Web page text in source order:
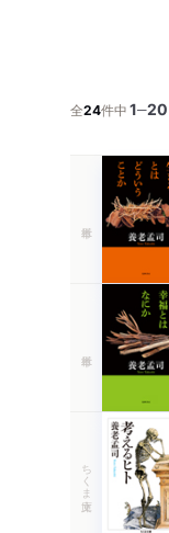
全24件中1─20
ちくま文庫